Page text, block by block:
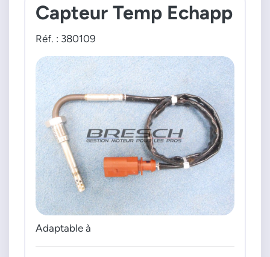
Capteur Temp Echapp
Réf. : 380109
Adaptable à